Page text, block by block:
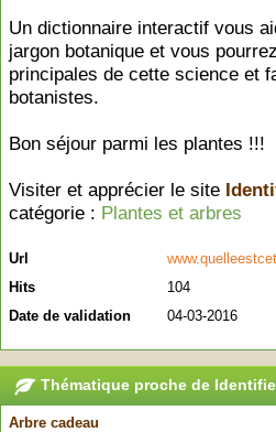
Un dictionnaire interactif vous
jargon botanique et vous
principales de cette science et
botanistes.
Bon séjour parmi les plantes !!!
Visiter et apprécier le site
catégorie : Plantes et arbres
Url
Hits
104
Date de validation
04-03-2016
Thématique proche de
Arbre cadeau